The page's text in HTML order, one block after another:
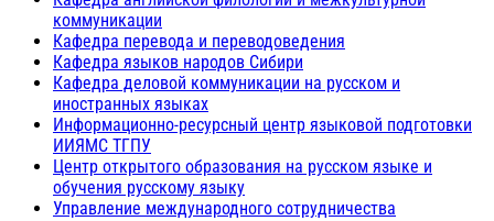
коммуникации
Кафедра перевода и переводоведения
Кафедра языков народов Сибири
Кафедра деловой коммуникации на русском и
иностранных языках
Информационно-ресурсный центр языковой подготовки
ИИЯМС ТГПУ
Центр открытого образования на русском языке и
обучения русскому языку
Управление международного сотрудничества